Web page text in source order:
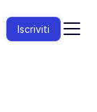
Iscriviti